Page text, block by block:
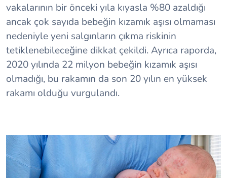
vakalarının bir önceki yıla kıyasla %80 azaldığı
ancak çok sayıda bebeğin kızamık aşısı olmaması
nedeniyle yeni salgınların çıkma riskinin
tetiklenebileceğine dikkat çekildi. Ayrıca raporda,
2020 yılında 22 milyon bebeğin kızamık aşısı
olmadığı, bu rakamın da son 20 yılın en yüksek
rakamı olduğu vurgulandı.